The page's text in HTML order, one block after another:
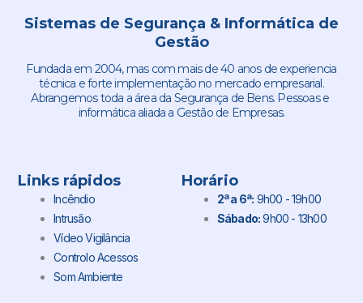
Sistemas de Segurança & Informática de
Gestão
Fundada em 2004, mas com mais de 40 anos de experiencia
técnica e forte implementação no mercado empresarial.
Abrangemos toda a área da Segurança de Bens. Pessoas e
informática aliada a Gestão de Empresas.
Links rápidos
Incêndio
Intrusão
Vídeo Vigilância
Controlo Acessos
Som Ambiente
Horário
2ª a 6ª: 9h00 - 19h00
Sábado:9h00 - 13h00